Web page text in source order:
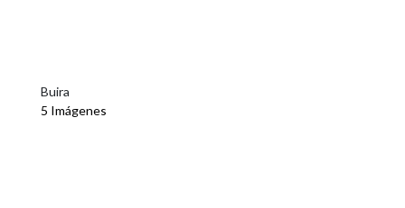
Buira
5 Imágenes